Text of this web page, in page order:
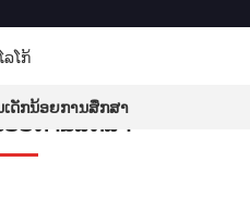
ດັກນ້ອຍການສຶກສາ
ຍການສຶກສາ